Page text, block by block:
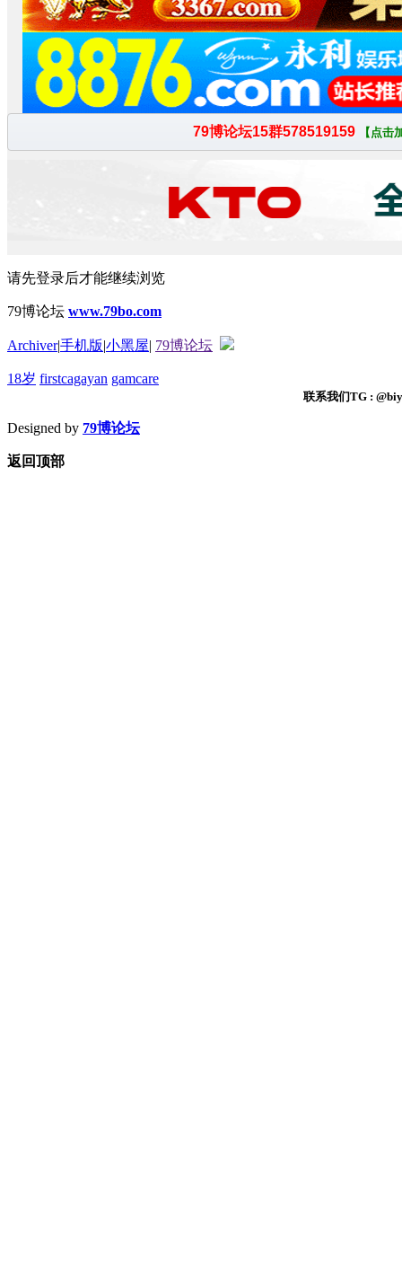
请先登录后才能继续浏览
79博论坛 www.79bo.com
Archiver|手机版|小黑屋| 79博论坛
18岁 firstcagayan gamcare
联系我们TG :
Designed by 79博论坛
返回顶部